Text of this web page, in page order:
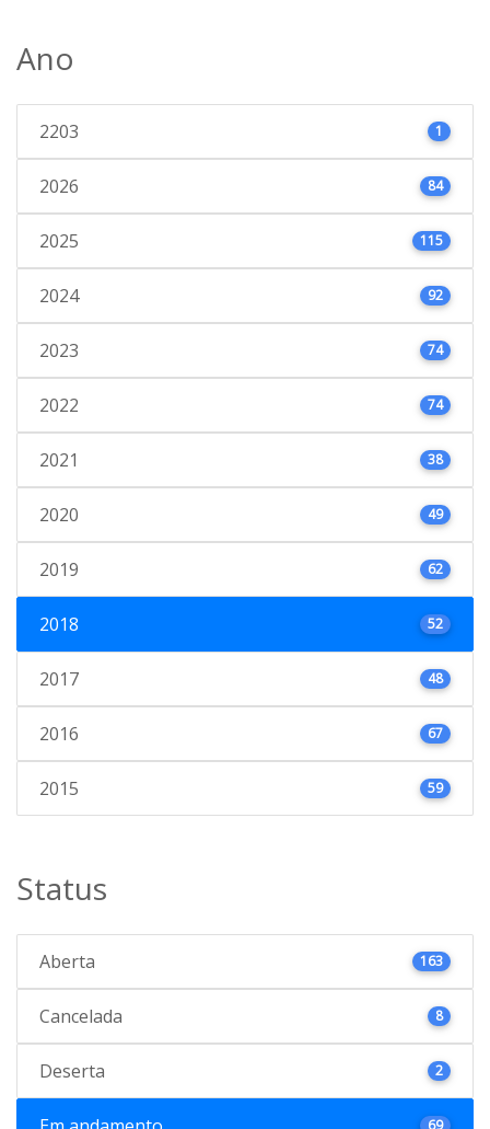
Ano
2203 1
2026 84
2025 115
2024 92
2023 74
2022 74
2021 38
2020 49
2019 62
2018 52
2017 48
2016 67
2015 59
Status
Aberta 163
Cancelada 8
Deserta 2
69